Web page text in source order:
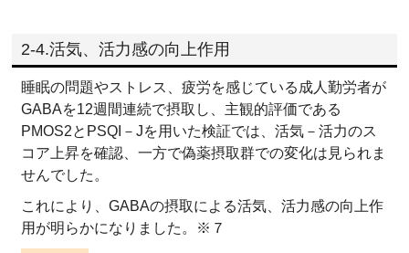
2-4.活気、活力感の向上作用
睡眠の問題やストレス、疲労を感じている成人勤労者が
GABAを12週間連続で摂取し、主観的評価である
PMOS2とPSQI－Jを用いた検証では、活気－活力のス
コア上昇を確認、一方で偽薬摂取群での変化は見られま
せんでした。
これにより、GABAの摂取による活気、活力感の向上作
用が明らかになりました。※７